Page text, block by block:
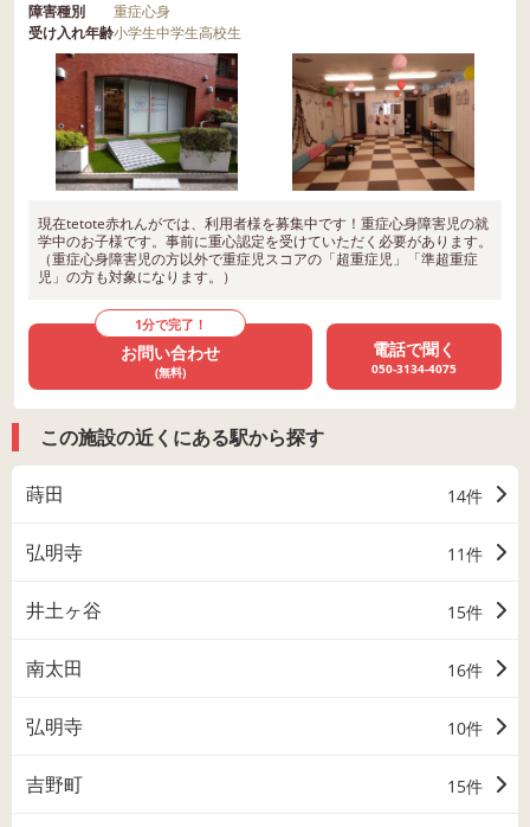
障害種別
重症心身
受け入れ年齢小学生中学生高校生
現在tetote赤れんがでは、利用者様を募集中です！重症心身障害児の就
学中のお子様です。事前に重心認定を受けていただく必要があります。
（重症心身障害児の方以外で重症児スコアの「超重症児」「準超重症
児」の方も対象になります。）
1分で完了！
お問い合わせ
(無料)
電話で聞く
050-3134-4075
この施設の近くにある駅から探す
蒔田 14件
弘明寺 11件
井土ヶ谷 15件
南太田 16件
弘明寺 10件
吉野町 15件